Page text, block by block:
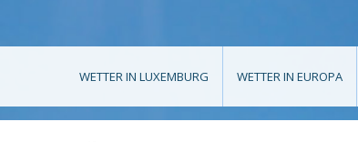
WETTER IN LUXEMBURG WETTER IN EUROPA